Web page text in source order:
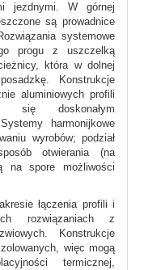
jezdnymi. W górnej
są prowadnice
systemowe
progu z uszczelką
która w dolnej
Konstrukcje
aluminiowych profili
się doskonałym
harmonijkowe
wyrobów; podział
otwierania (na
na spore możliwości
łączenia profili i
rozwiązaniach z
Konstrukcje
więc mogą
termicznej,